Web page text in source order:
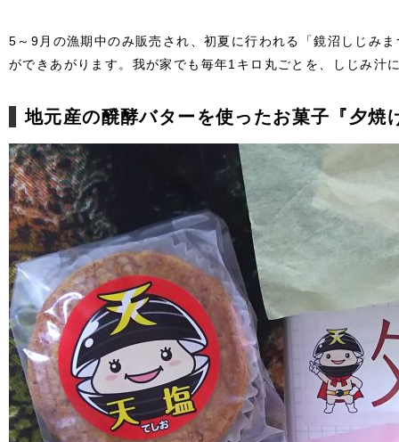
5～9月の漁期中のみ販売され、初夏に行われる「鏡沼しじみ
ができあがります。我が家でも毎年1キロ丸ごとを、しじみ汁
地元産の醗酵バターを使ったお菓子『夕焼